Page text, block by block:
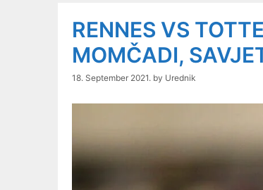
RENNES VS
MOMČADI,
18. September 2021. by Urednik